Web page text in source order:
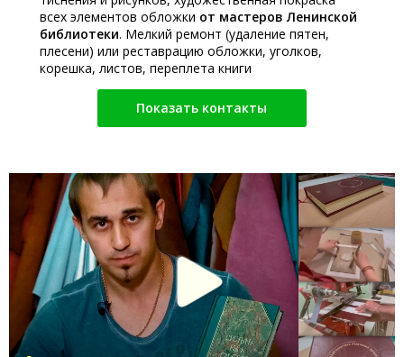
всех элементов обложки от мастеров Ленинской
библиотеки. Мелкий ремонт (удаление пятен,
плесени) или реставрацию обложки, уголков,
корешка, листов, переплета книги
Показать контакты